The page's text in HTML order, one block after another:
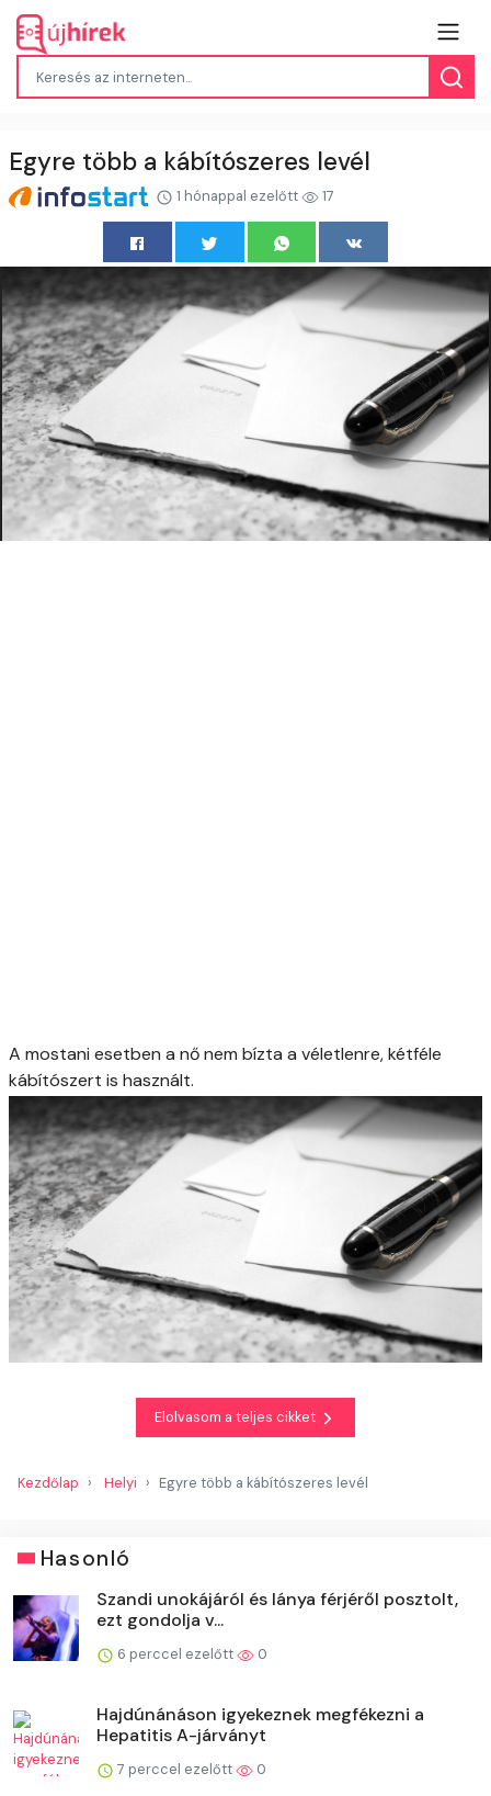
Egyre több a kábítószeres levél
1 hónappal ezelőtt 17
A mostani esetben a nő nem bízta a véletlenre, kétféle
kábítószert is használt.
Elolvasom a teljes cikket
Kezdőlap Helyi Egyre több a kábítószeres levél
Hasonló
Szandi unokájáról és lánya férjéről posztolt,
ezt gondolja v...
6 perccel ezelőtt 0
Hajdúnánáson igyekeznek megfékezni a
Hepatitis A-járványt
7 perccel ezelőtt 0